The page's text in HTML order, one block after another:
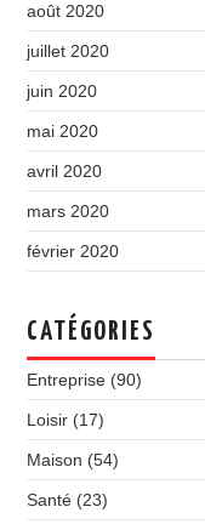
août 2020
juillet 2020
juin 2020
mai 2020
avril 2020
mars 2020
février 2020
CATÉGORIES
Entreprise (90)
Loisir (17)
Maison (54)
Santé (23)